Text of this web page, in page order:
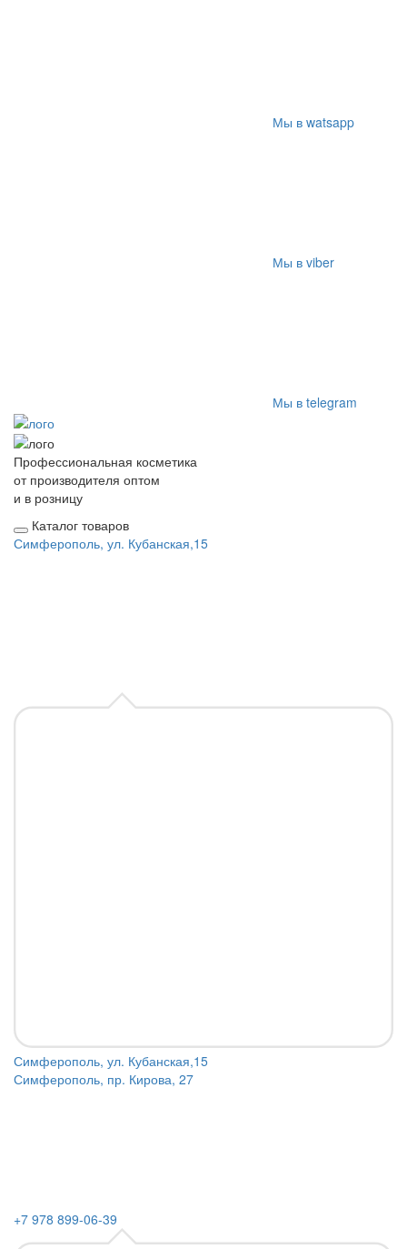
Мы в watsapp
Мы в viber
Мы в telegram
Профессиональная косметика
от производителя оптом
и в розницу
Каталог товаров
Симферополь, ул. Кубанская,15
Симферополь, ул. Кубанская,15
Симферополь, пр. Кирова, 27
+7 978 899-06-39